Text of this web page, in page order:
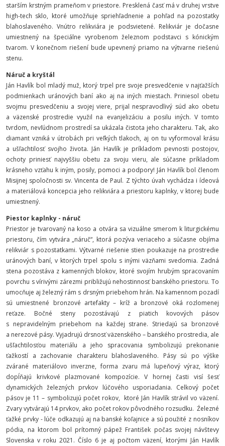
starším krstným prameňom v priestore. Presklená časť má v druhej vrstve
high-tech sklo, ktoré umožňuje spriehľadnenie a pohľad na pozostatky
blahoslaveného. Vnútro relikviára je podsvietené. Relikviár je dočasne
umiestnený na špeciálne vyrobenom železnom podstavci s kónickým
tvarom. V konečnom riešení bude upevnený priamo na výtvarne riešenú
stenu.
Náruč a kryštál
Ján Havlík bol mladý muž, ktorý trpel pre svoje presvedčenie v najťažších
podmienkach uránových baní ako aj na iných miestach. Priniesol obetu
svojmu presvedčeniu a svojej viere, prijal nespravodlivý súd ako obetu
a väzenské prostredie využil na evanjelizáciu a posilu iných. V tomto
tvrdom, nevľúdnom prostredí sa ukázala čistota jeho charakteru. Tak, ako
diamant vzniká v útrobách pri veľkých tlakoch, aj on tu vyformoval krásu
a ušľachtilosť svojho života. Ján Havlík je príkladom pevnosti postojov,
ochoty priniesť najvyššiu obetu za svoju vieru, ale súčasne príkladom
krásneho vzťahu k iným, posily, pomoci a podpory! Ján Havlík bol členom
Misijnej spoločnosti sv. Vincenta de Paul. Z týchto úvah vychádza i ídeová
a materiálová koncepcia jeho relikviára a priestoru kaplnky, v ktorej bude
umiestnený.
Piestor kaplnky - náruč
Priestor je tvarovaný na koso a otvára sa vizuálne smerom k liturgickému
priestoru, čím vytvára „náruč“, ktorá pozýva veriaceho a súčasne objíma
relikviár s pozostatkami. Výtvarné riešenie stien poukazuje na prostredie
uránových baní, v ktorých trpel spolu s inými väzňami svedomia. Zadná
stena pozostáva z kamenných blokov, ktoré svojím hrubým spracovaním
povrchu s vírivými zárezmi približujú nehostinnosť banského priestoru. To
umocňuje aj železný rám s drsným priebehom hrán. Na kamennom pozadí
sú umiestnené bronzové artefakty – kríž a bronzové oká rozlomenej
reťaze. Bočné steny pozostávajú z piatich kovových pásov
s nepravidelným priebehom na každej strane. Striedajú sa bronzové
a nerezové pásy. Vyjadrujú drsnosť väzenského – banského prostredia, ale
ušľachtilosťou materiálu a jeho spracovania symbolizujú prekonanie
ťažkostí a zachovanie charakteru blahoslaveného. Pásy sú po výške
zvárané materiálovo inverzne, forma zvaru má lupeňový výraz, ktorý
dopĺňajú krivkové plazmované kompozície. V hornej časti visí šesť
dynamických železných prvkov lúčového usporiadania. Celkový počet
pásov je 11 – symbolizujú počet rokov, ktoré Ján Havlík strávil vo väzení.
Zvary vytvárajú 14 prvkov, ako počet rokov pôvodného rozsudku. Źelezné
ťažké prvky - lúče odkazujú aj na banské koľajnice a sú použité z nosníkov
pódia, na ktorom bol prítomný pápež František počas svojej návštevy
Slovenska v roku 2021. Číslo 6 je aj počtom väzení, ktorými Ján Havlík